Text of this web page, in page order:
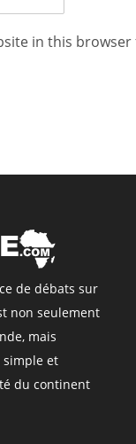
in this
de débats sur
non seulement
mais
simple et
du continent